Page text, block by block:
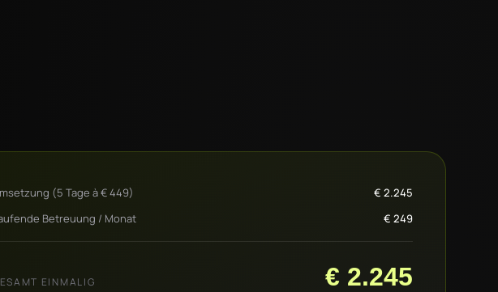
(5 Tage à € 449) € 2.245
Betreuung / Monat
€ 249
EINMALIG € 2.245